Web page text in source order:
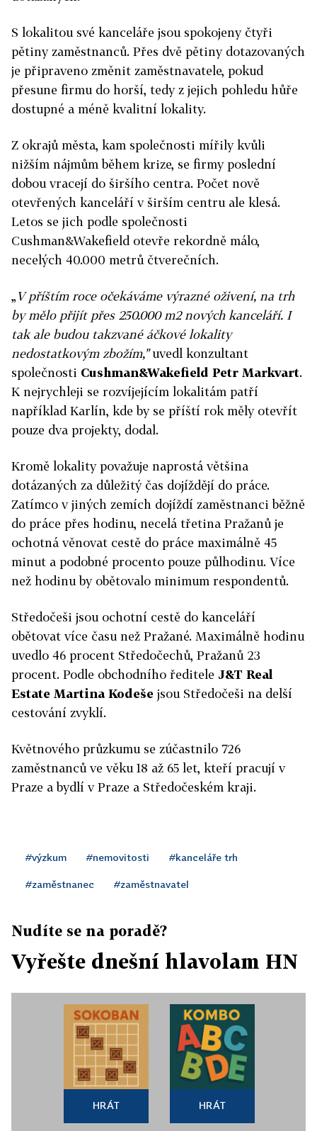
S lokalitou své kanceláře jsou spokojeny čtyři
pětiny zaměstnanců. Přes dvě pětiny dotazovaných
je připraveno změnit zaměstnavatele, pokud
přesune firmu do horší, tedy z jejich pohledu hůře
dostupné a méně kvalitní lokality.
Z okrajů města, kam společnosti mířily kvůli
nižším nájmům během krize, se firmy poslední
dobou vracejí do širšího centra. Počet nově
otevřených kanceláří v širším centru ale klesá.
Letos se jich podle společnosti
Cushman&Wakefield otevře rekordně málo,
necelých 40.000 metrů čtverečních.
„V příštím roce očekáváme výrazné oživení, na trh
by mělo přijít přes 250.000 m2 nových kanceláří. I
tak ale budou takzvané áčkové lokality
nedostatkovým zbožím,"uvedl konzultant
společnosti Cushman&Wakefield Petr Markvart.
K nejrychleji se rozvíjejícím lokalitám patří
například Karlín, kde by se příští rok měly otevřít
pouze dva projekty, dodal.
Kromě lokality považuje naprostá většina
dotázaných za důležitý čas dojíždějí do práce.
Zatímco v jiných zemích dojíždí zaměstnanci běžně
do práce přes hodinu, necelá třetina Pražanů je
ochotná věnovat cestě do práce maximálně 45
minut a podobné procento pouze půlhodinu. Více
než hodinu by obětovalo minimum respondentů.
Středočeši jsou ochotní cestě do kanceláří
obětovat více času než Pražané. Maximálně hodinu
uvedlo 46 procent Středočechů, Pražanů 23
procent. Podle obchodního ředitele J&T Real
Estate Martina Kodeše jsou Středočeši na delší
cestování zvyklí.
Květnového průzkumu se zúčastnilo 726
zaměstnanců ve věku 18 až 65 let, kteří pracují v
Praze a bydlí v Praze a Středočeském kraji.
#výzkum #nemovitosti #kanceláře trh
#zaměstnanec #zaměstnavatel
Nudíte se na poradě?
Vyřešte dnešní hlavolam HN
HRÁT HRÁT